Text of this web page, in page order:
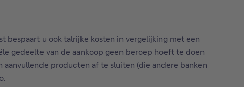
bespaart u ook talrijke kosten in vergelijking met een
gedeelte van de aankoop geen beroep hoeft te doen
producten af te sluiten (die andere banken